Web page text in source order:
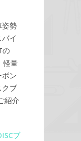
姿勢
イ
の
軽量
ン
クブ
紹介
ブ